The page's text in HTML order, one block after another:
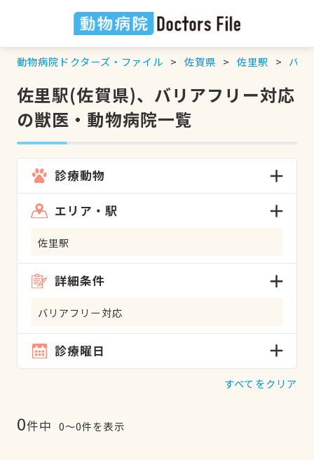
動物病院ドクターズ・ファイル 佐賀県 佐里駅 バリ
佐里駅(佐賀県)、バリアフリー対応
の獣医・動物病院一覧
診療動物
エリア・駅
佐里駅
詳細条件
バリアフリー対応
診療曜日
すべてをクリア
0件中 0〜0件を表示